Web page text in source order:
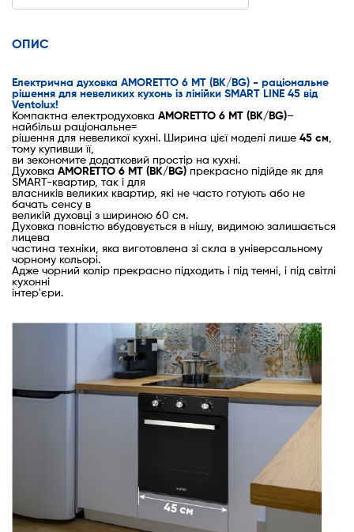
ОПИС
Електрична духовка AMORETTO 6 MT (BK/BG) - раціональне
рішення для невеликих кухонь із лінійки SMART LINE 45 від
Ventolux!
Компактна електродуховка AMORETTO 6 MT (BK/BG)–
найбільш раціональне=
рішення для невеликої кухні. Ширина цієї моделі лише 45 см,
тому купивши її,
ви зекономите додатковий простір на кухні.
Духовка AMORETTO 6 MT (BK/BG) прекрасно підійде як для
SMART-квартир, так і для
власників великих квартир, які не часто готують або не
бачать сенсу в
великій духовці з шириною 60 см.
Духовка повністю вбудовується в нішу, видимою залишається
лицева
частина техніки, яка виготовлена зі скла в універсальному
чорному кольорі.
Адже чорний колір прекрасно підходить і під темні, і під світлі
кухонні
інтер'єри.